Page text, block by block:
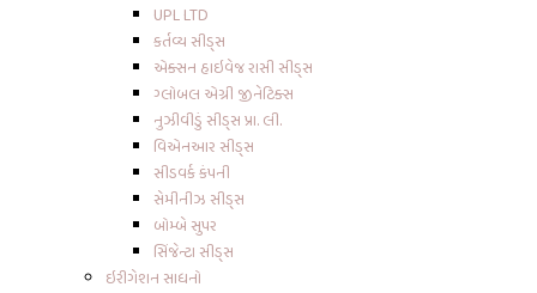
UPL LTD
કર્તવ્ય સીડ્સ
એક્સન હાઇવેજ રાસી સીડ્સ
ગ્લોબલ એગ્રી જીનેટિક્સ
નુઝીવીડું સીડ્સ પ્રા. લી.
વિએનઆર સીડ્સ
સીડવર્ક કંપની
સેમીનીઝ સીડ્સ
બોમ્બે સુપર
સિંજેન્ટા સીડ્સ
ઇરીગેશન સાધનો